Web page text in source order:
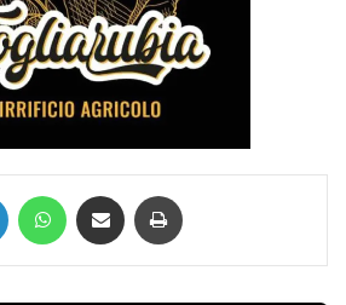
LinkedIn WhatsApp Condividi via mail